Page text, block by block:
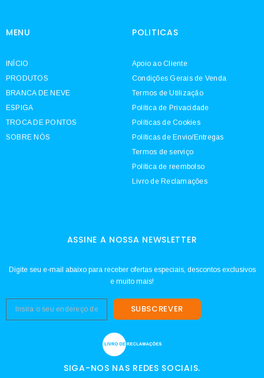
MENU
INÍCIO
PRODUTOS
BRANCA DE NEVE
ESPIGA
TROCA DE PONTOS
SOBRE NÓS
POLITICAS
Apoio ao Cliente
Condições Gerais de Venda
Termos de Utilização
Política de Privacidade
Políticas de Cookies
Políticas de Envio/Entregas
Termos de serviço
Política de reembolso
Livro de Reclamações
ASSINE A NOSSA NEWSLETTER
Digite seu e-mail abaixo para receber ofertas especiais, descontos exclusivos
e muito mais!
SUBSCREVER
SIGA-NOS NAS REDES SOCIAIS.